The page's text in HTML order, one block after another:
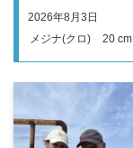
2026年8月3日
メジナ(クロ)
20 cm